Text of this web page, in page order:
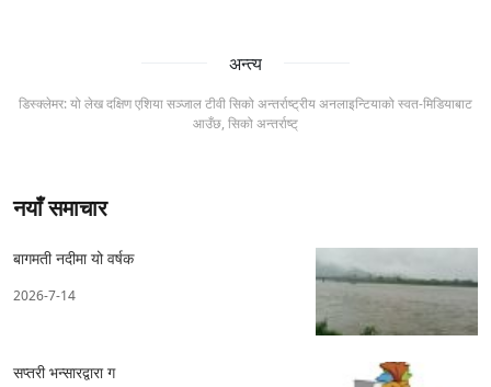
अन्त्य
डिस्क्लेमर: यो लेख दक्षिण एशिया सञ्जाल टीवी सिको अन्तर्राष्ट्रीय अनलाइन्टियाको स्वत-मिडियाबाट
आउँछ, सिको अन्तर्राष्ट्
नयाँ समाचार
बागमती नदीमा यो वर्षक
2026-7-14
सप्तरी भन्सारद्वारा ग